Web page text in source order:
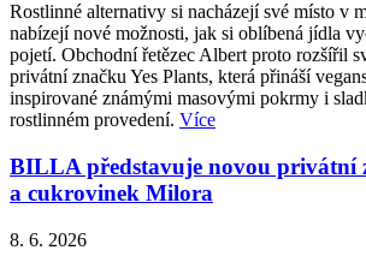
Rostlinné alternativy si nacházejí své místo v
nabízejí nové možnosti, jak si oblíbená jídla
pojetí. Obchodní řetězec Albert proto rozšířil
privátní značku Yes Plants, která přináší
inspirované známými masovými pokrmy i
rostlinném provedení. Více
BILLA představuje novou privátní
a cukrovinek Milora
8. 6. 2026